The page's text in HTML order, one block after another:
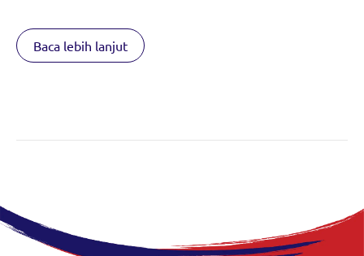
Baca lebih lanjut